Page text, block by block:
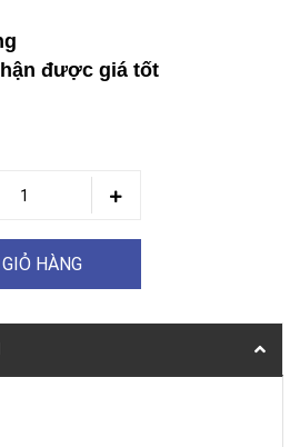
được giá tốt
HÀNG